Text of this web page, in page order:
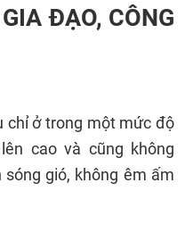
ĐẠO, CÔNG
chỉ ở trong một mức độ
cao và cũng không
gió, không êm ấm